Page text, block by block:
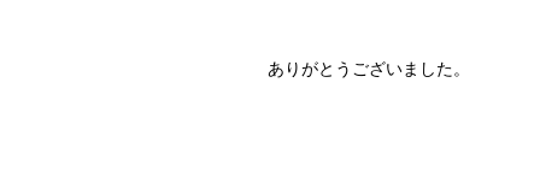
ありがとうございました。